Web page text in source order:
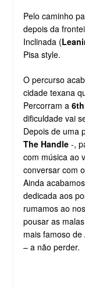
Pelo caminho
depois da
Inclinada (
Pisa style.
O percurso
cidade texana
Percorram a
dificuldade vai
Depois de uma
The Handle-,
com música ao
conversar com
Ainda
dedicada aos
rumamos ao
pousar as
mais famoso de
– a não perder.